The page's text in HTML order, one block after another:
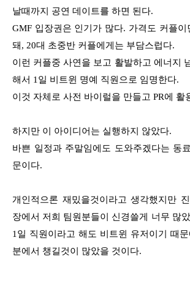
날때까지 공연 데이트를 하면 된다.
GMF 입장권은 인기가 많다. 가격도 커플이
돼, 20대 초중반 커플에게는 부담스럽다.
이런 커플중 사연을 보고 활발하고 에너지
해서 1일 비트윈 명예 직원으로 임명한다.
이것 자체로 사전 바이럴을 만들고 PR에 활
하지만 이 아이디어는 실행하지 않았다.
바쁜 일정과 주말임에도 도와주겠다는 동
문이다.
개인적으론 재밌을것이라고 생각했지만
장에서 저희 팀원분들이 신경쓸게 너무 많
1일 직원이라고 해도 비트윈 유저이기 때
분에서 챙길것이 많았을 것이다.